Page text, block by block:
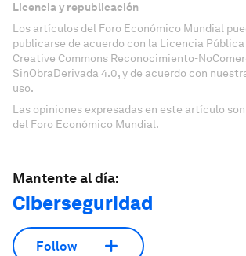
Licencia y republicación
Los artículos del Foro Económico Mundial
publicarse de acuerdo con la Licencia
Creative Commons Reconocimiento-
SinObraDerivada 4.0, y de acuerdo con
uso.
Las opiniones expresadas en este artículo
del Foro Económico Mundial.
Mantente al día:
Ciberseguridad
Follow